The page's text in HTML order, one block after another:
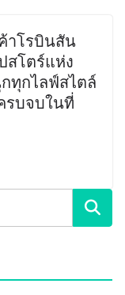
าโรบินสัน
สโตร์แห่ง
ทุกไลฟ์สไตล์
รบจบในที่